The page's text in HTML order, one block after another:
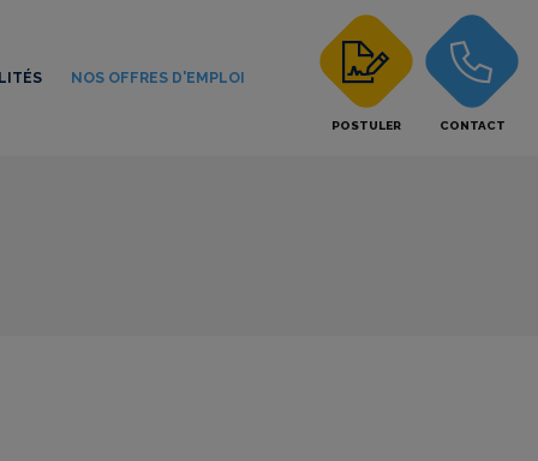
NOS OFFRES D'EMPLOI
POSTULER CONTACT